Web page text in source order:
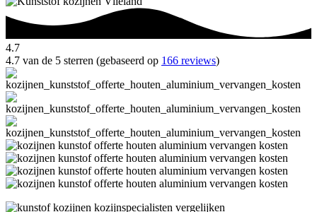
4.7
4.7 van de 5 sterren (gebaseerd op 166 reviews)